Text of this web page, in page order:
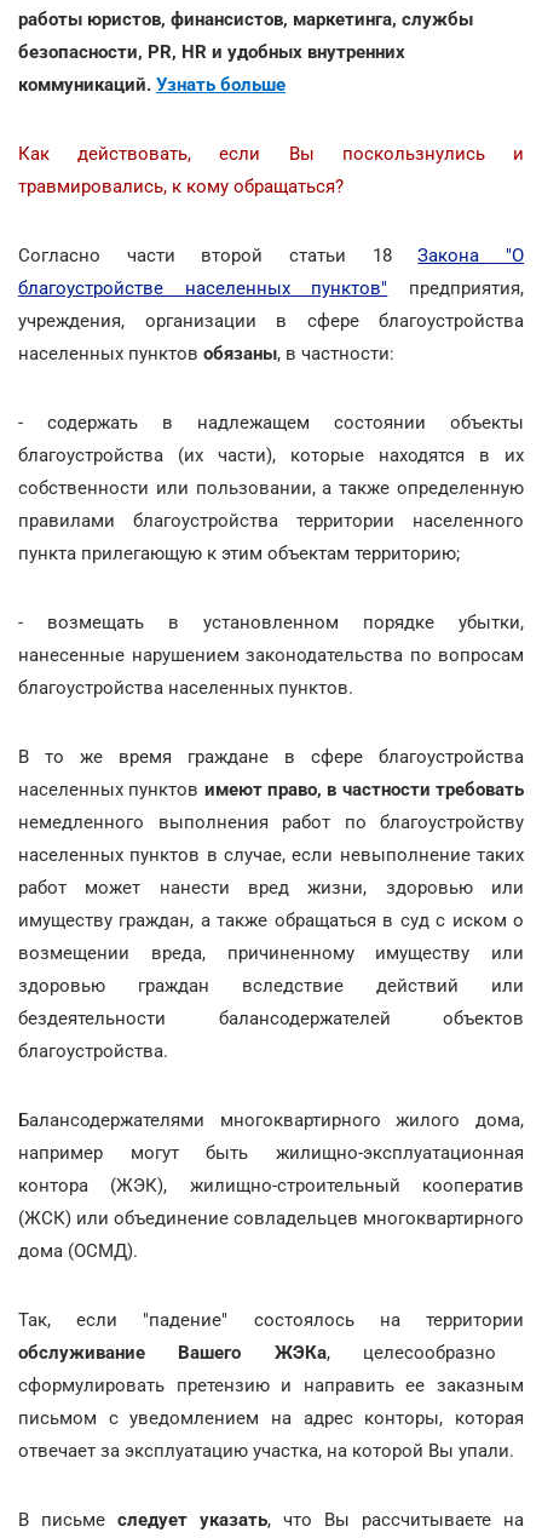
работы юристов, финансистов, маркетинга, службы
безопасности, PR, HR и удобных внутренних
коммуникаций. Узнать больше
Как действовать, если Вы поскользнулись и
травмировались, к кому обращаться?
Согласно части второй статьи 18Закона "О
благоустройстве населенных пунктов" предприятия,
учреждения, организации в сфере благоустройства
населенных пунктов обязаны, в частности:
- содержать в надлежащем состоянии объекты
благоустройства (их части), которые находятся в их
собственности или пользовании, а также определенную
правилами благоустройства территории населенного
пункта прилегающую к этим объектам территорию;
- возмещать в установленном порядке убытки,
нанесенные нарушением законодательства по вопросам
благоустройства населенных пунктов.
В то же время граждане в сфере благоустройства
населенных пунктов имеют право, в частности требовать
немедленного выполнения работ по благоустройству
населенных пунктов в случае, если невыполнение таких
работ может нанести вред жизни, здоровью или
имуществу граждан, а также обращаться в суд с иском о
возмещении вреда, причиненному имуществу или
здоровью граждан вследствие действий или
бездеятельности балансодержателей объектов
благоустройства.
Балансодержателями многоквартирного жилого дома,
например могут быть жилищно-эксплуатационная
контора (ЖЭК), жилищно-строительный кооператив
(ЖСК) или объединение совладельцев многоквартирного
дома (ОСМД).
Так, если "падение" состоялось на территории
обслуживание Вашего ЖЭКа, целесообразно
сформулировать претензию и направить ее заказным
письмом с уведомлением на адрес конторы, которая
отвечает за эксплуатацию участка, на которой Вы упали.
В письме следует указать, что Вы рассчитываете на